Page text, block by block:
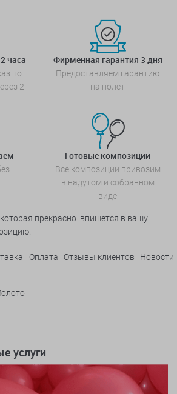
часа
по
2
Фирменная гарантия 3 дня
Предоставляем гарантию
на полет
Готовые композиции
Все композиции привозим
в надутом и собранном
виде
прекрасно впишется в вашу
Оплата Отзывы клиентов Новости
услуги